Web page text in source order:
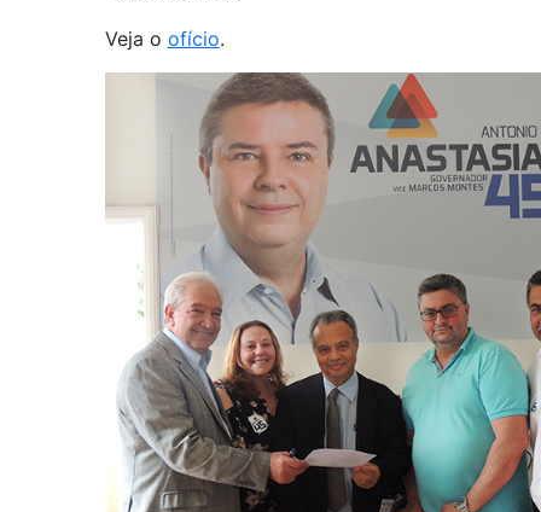
Veja o ofício.